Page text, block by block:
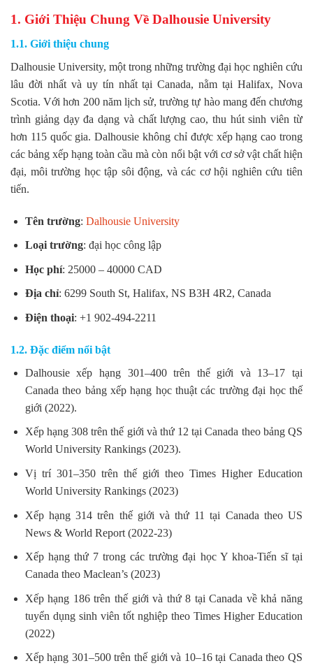
1. Giới Thiệu Chung Về Dalhousie University
1.1. Giới thiệu chung
Dalhousie University, một trong những trường đại học nghiên cứu
lâu đời nhất và uy tín nhất tại Canada, nằm tại Halifax, Nova
Scotia. Với hơn 200 năm lịch sử, trường tự hào mang đến chương
trình giảng dạy đa dạng và chất lượng cao, thu hút sinh viên từ
hơn 115 quốc gia. Dalhousie không chỉ được xếp hạng cao trong
các bảng xếp hạng toàn cầu mà còn nổi bật với cơ sở vật chất hiện
đại, môi trường học tập sôi động, và các cơ hội nghiên cứu tiên
tiến.
Tên trường: Dalhousie University
Loại trường: đại học công lập
Học phí: 25000 – 40000 CAD
Địa chỉ: 6299 South St, Halifax, NS B3H 4R2, Canada
Điện thoại: +1 902-494-2211
1.2. Đặc điểm nổi bật
Dalhousie xếp hạng 301–400 trên thế giới và 13–17 tại
Canada theo bảng xếp hạng học thuật các trường đại học thế
giới (2022).
Xếp hạng 308 trên thế giới và thứ 12 tại Canada theo bảng QS
World University Rankings (2023).
Vị trí 301–350 trên thế giới theo Times Higher Education
World University Rankings (2023)
Xếp hạng 314 trên thế giới và thứ 11 tại Canada theo US
News & World Report (2022-23)
Xếp hạng thứ 7 trong các trường đại học Y khoa-Tiến sĩ tại
Canada theo Maclean’s (2023)
Xếp hạng 186 trên thế giới và thứ 8 tại Canada về khả năng
tuyển dụng sinh viên tốt nghiệp theo Times Higher Education
(2022)
Xếp hạng 301–500 trên thế giới và 10–16 tại Canada theo QS